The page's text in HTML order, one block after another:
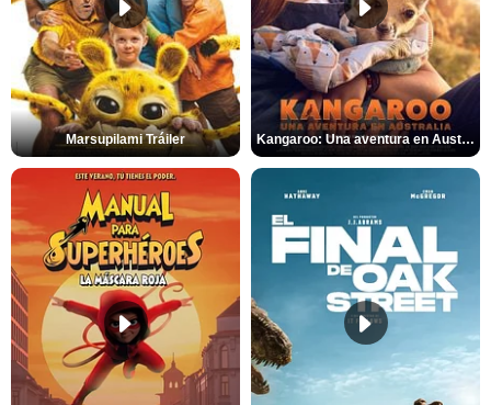
Marsupilami Tráiler Kangaroo: Una aventura en Australia Tráiler